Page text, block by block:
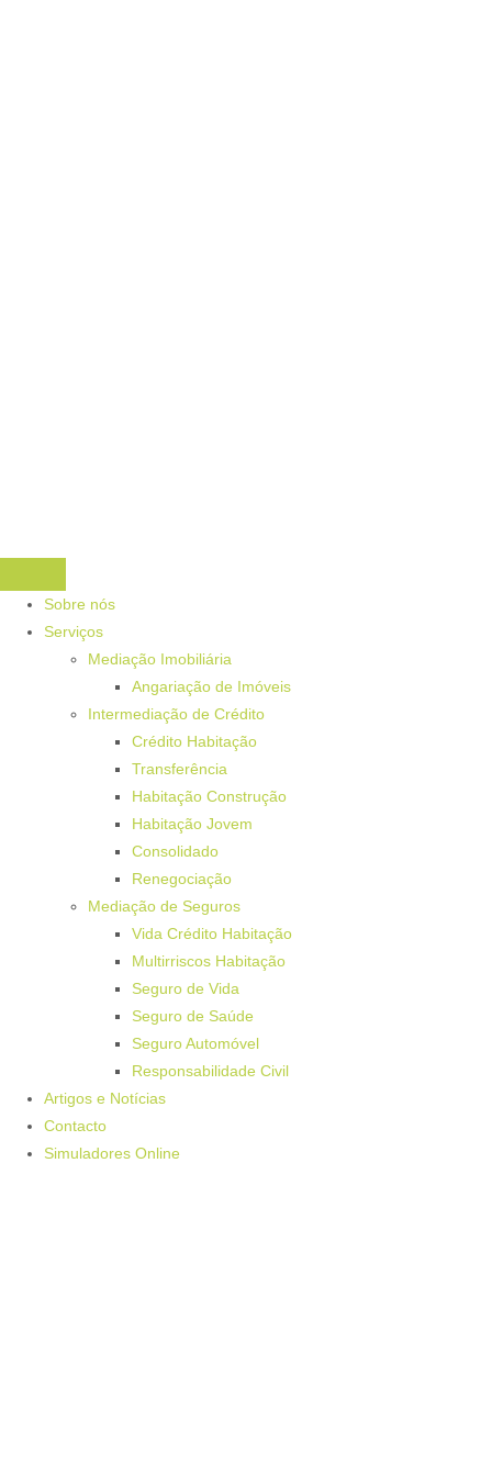
Sobre nós
Serviços
Mediação Imobiliária
Angariação de Imóveis
Intermediação de Crédito
Crédito Habitação
Transferência
Habitação Construção
Habitação Jovem
Consolidado
Renegociação
Mediação de Seguros
Vida Crédito Habitação
Multirriscos Habitação
Seguro de Vida
Seguro de Saúde
Seguro Automóvel
Responsabilidade Civil
Artigos e Notícias
Contacto
Simuladores Online